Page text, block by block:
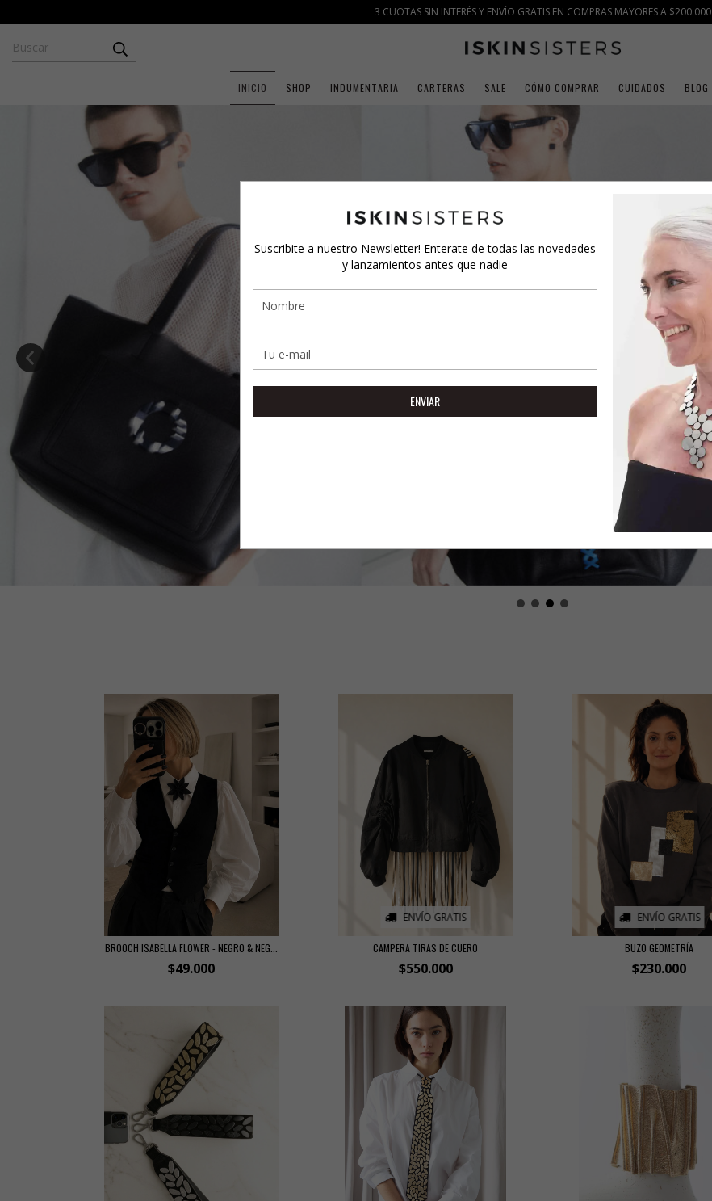
3 CUOTAS SIN INTERÉS Y ENVÍO GRATIS EN COMPRAS MAYORES A $200.000
INICIO SHOP INDUMENTARIA CARTERAS SALE CÓMO COMPRAR CUIDADOS BLOG
BROOCH ISABELLA FLOWER - NEGRO & NEG...
$49.000
ENVÍO GRATIS
CAMPERA TIRAS DE CUERO
$550.000
ENVÍO GRATIS
BUZO GEOMETRÍA
$230.000
Suscribite a nuestro Newsletter! Enterate de todas las novedades
y lanzamientos antes que nadie